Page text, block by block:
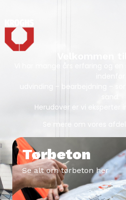
Velkommen
Vi har mange års erfaring og
udvinding – bearbejdning –
Herudover er vi eksperter
Se mere om vores
Tørbeton
Se alt om tørbeton her